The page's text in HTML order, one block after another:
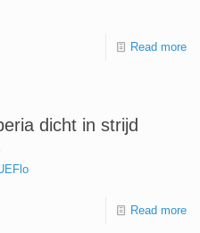
Read more
dicht in strijd
Read more